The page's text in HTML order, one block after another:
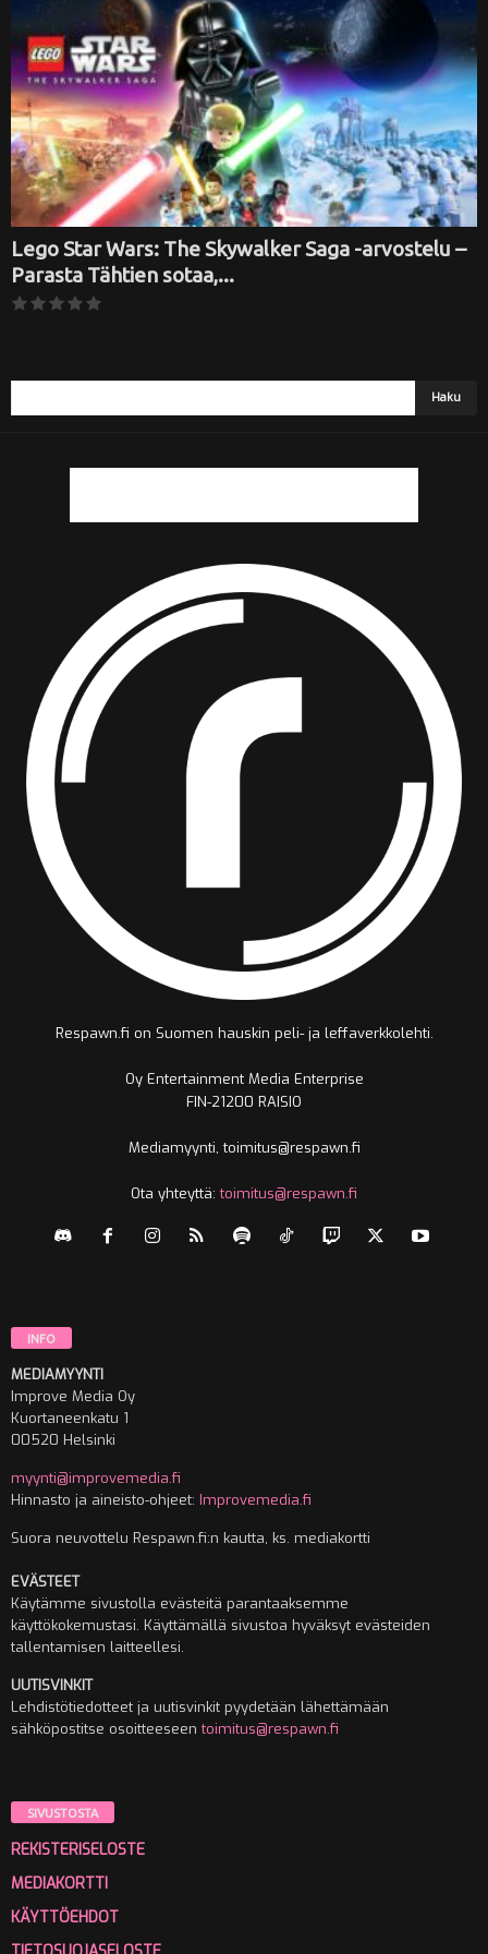
Lego Star Wars: The Skywalker Saga -arvostelu –
Parasta Tähtien sotaa,...
Respawn.fi on Suomen hauskin peli- ja leffaverkkolehti.
Oy Entertainment Media Enterprise
FIN-21200 RAISIO
Mediamyynti, toimitus@respawn.fi
Ota yhteyttä:toimitus@respawn.fi
INFO
MEDIAMYYNTI
Improve Media Oy
Kuortaneenkatu 1
00520 Helsinki
myynti@improvemedia.fi
Hinnasto ja aineisto-ohjeet: Improvemedia.fi
Suora neuvottelu Respawn.fi:n kautta, ks. mediakortti
EVÄSTEET
Käytämme sivustolla evästeitä parantaaksemme
käyttökokemustasi. Käyttämällä sivustoa hyväksyt evästeiden
tallentamisen laitteellesi.
UUTISVINKIT
Lehdistötiedotteet ja uutisvinkit pyydetään lähettämään
sähköpostitse osoitteeseentoimitus@respawn.fi
SIVUSTOSTA
REKISTERISELOSTE
MEDIAKORTTI
KÄYTTÖEHDOT